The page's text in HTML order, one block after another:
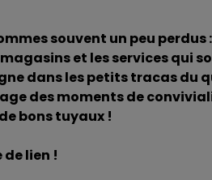
souvent un peu
et les services qui
dans les petits tracas
des moments de
bons tuyaux !
lien !